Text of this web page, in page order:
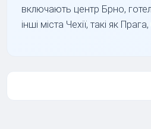
включають центр Брно,
інші міста Чехії, такі як